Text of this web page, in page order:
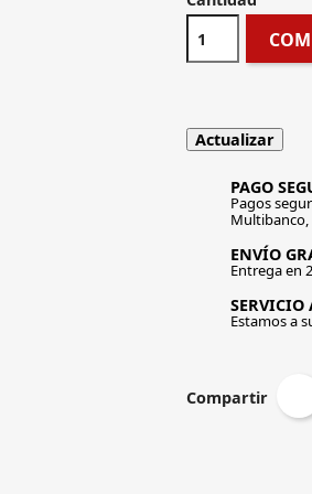
PAGO
Pagos
Multibanco,
ENVÍO
Entrega en
SERVICIO
Estamos a
Compartir